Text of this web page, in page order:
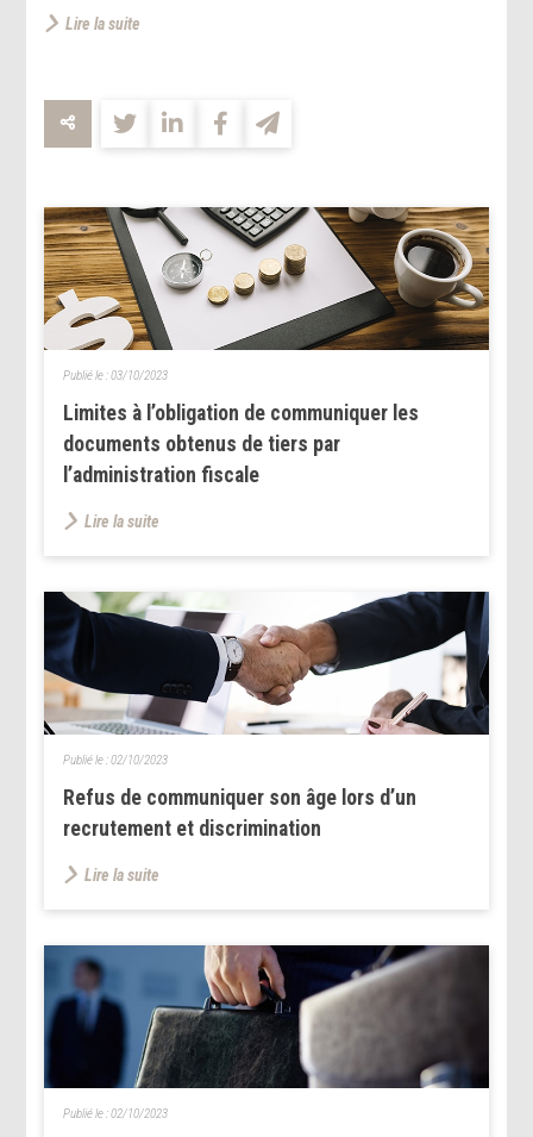
Lire la suite
Limites à l’obligation de communiquer les
documents obtenus de tiers par
l’administration fiscale
Publié le :03/10/2023
Lire la suite
Refus de communiquer son âge lors d’un
recrutement et discrimination
Publié le :02/10/2023
Lire la suite
Publié le :02/10/2023